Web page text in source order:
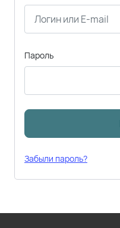
Пароль
Забыли пароль?